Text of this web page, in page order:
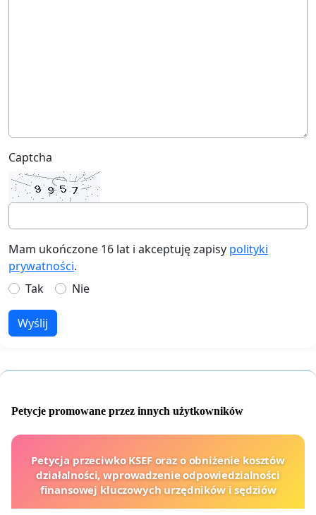
Captcha
Mam ukończone 16 lat i akceptuję zapisy polityki
prywatności.
Tak
Nie
Wyślij
Petycje promowane przez innych użytkowników
Petycja przeciwko KSEF oraz o obniżenie kosztów
działalności, wprowadzenie odpowiedzialności
finansowej kluczowych urzędników i sędziów